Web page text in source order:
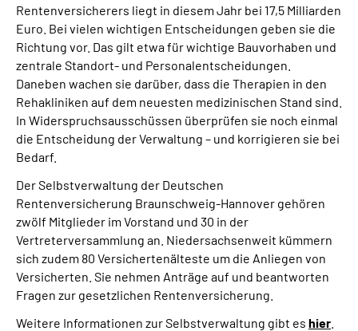
Rentenversicherers liegt in diesem Jahr bei 17,5 Milliarden
Euro. Bei vielen wichtigen Entscheidungen geben sie die
Richtung vor. Das gilt etwa für wichtige Bauvorhaben und
zentrale Standort- und Personalentscheidungen.
Daneben wachen sie darüber, dass die Therapien in den
Rehakliniken auf dem neuesten medizinischen Stand sind.
In Widerspruchsausschüssen überprüfen sie noch einmal
die Entscheidung der Verwaltung – und korrigieren sie bei
Bedarf.
Der Selbstverwaltung der Deutschen
Rentenversicherung Braunschweig-Hannover gehören
zwölf Mitglieder im Vorstand und 30 in der
Vertreterversammlung an. Niedersachsenweit kümmern
sich zudem 80 Versichertenälteste um die Anliegen von
Versicherten. Sie nehmen Anträge auf und beantworten
Fragen zur gesetzlichen Rentenversicherung.
Weitere Informationen zur Selbstverwaltung gibt es hier